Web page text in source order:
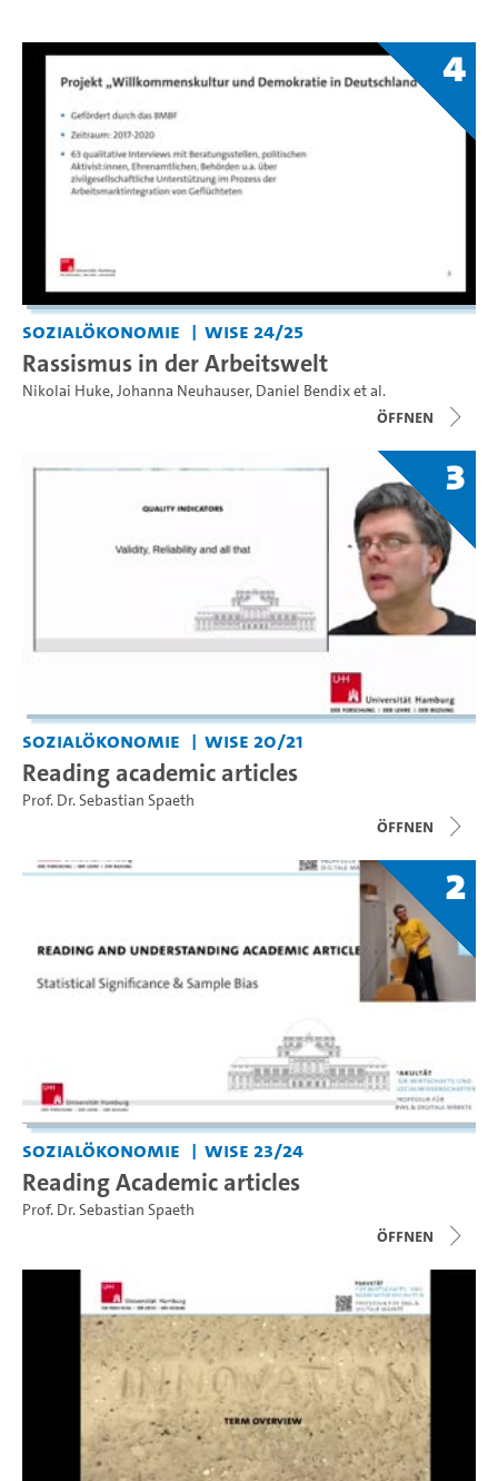
4
Sozialökonomie WiSe 24/25
Rassismus in der Arbeitswelt
Nikolai Huke,Johanna Neuhauser, Daniel Bendixet al.
Öffnen
3
Sozialökonomie WiSe 20/21
Reading academic articles
Prof. Dr. Sebastian Spaeth
Öffnen
2
Sozialökonomie WiSe 23/24
Reading Academic articles
Prof. Dr. Sebastian Spaeth
Öffnen